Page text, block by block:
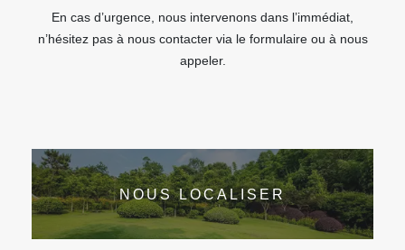
En cas d’urgence, nous intervenons dans l’immédiat,
n’hésitez pas à nous contacter via le formulaire ou à nous
appeler.
NOUS LOCALISER